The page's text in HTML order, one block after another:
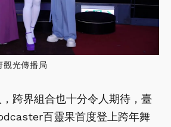
觀光傳播局
跨界組合也十分令人期待，臺
百靈果首度登上跨年舞